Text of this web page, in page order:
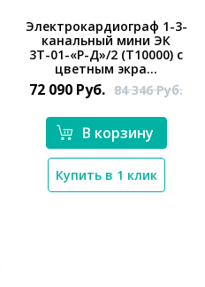
*}
Электрокардиограф 1-3-
канальный мини ЭК
3Т-01-«Р-Д»/2 (T10000) с
цветным экра...
72 090 Руб. 84 346Руб.
В корзину
Купить в 1 клик